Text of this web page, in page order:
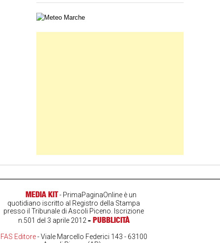
Carta meteorologica delle Marche
MEDIA KIT- PrimaPaginaOnline è un
quotidiano iscritto al Registro della Stampa
presso il Tribunale di Ascoli Piceno. Iscrizione
n.501 del 3 aprile 2012- PUBBLICITÀ
FAS Editore- Viale Marcello Federici 143 - 63100